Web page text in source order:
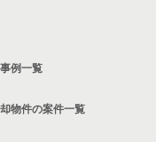
案件一覧
案件一覧
例一覧
物件の案件一覧